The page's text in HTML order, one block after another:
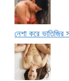
নেশা করে ভাতিজির